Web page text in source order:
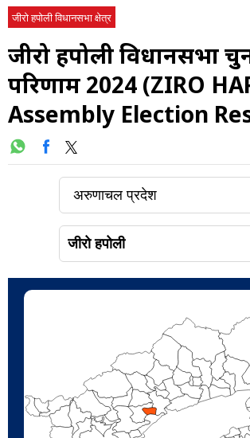
जीरो हपोली विधानसभा क्षेत्र
जीरो हपोली विधानसभा
परिणाम 2024 (ZIRO
Assembly Election